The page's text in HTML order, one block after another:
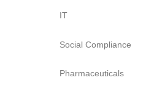
IT
Social Compliance
Pharmaceuticals